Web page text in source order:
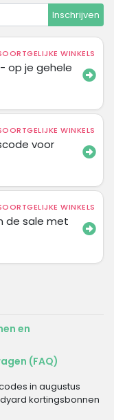
Inschrijven
WINKELS
op je gehele
WINKELS
voor
WINKELS
de sale met
en
(FAQ)
in augustus
kortingsbonnen